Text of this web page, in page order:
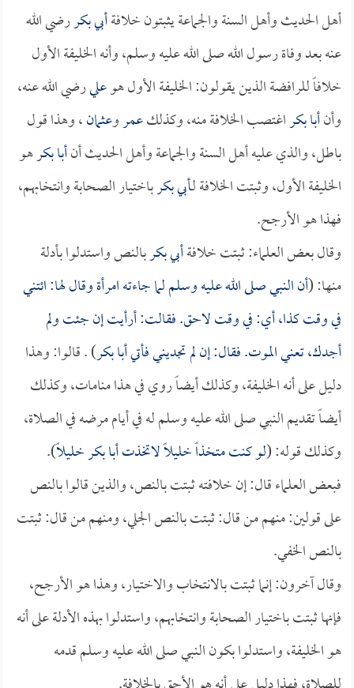
أهل الحديث وأهل السنة والجماعة يثبتون خلافةأبي بكررضي الله
عنه بعد وفاة رسول الله صلى الله عليه وسلم، وأنه الخليفة الأول
خلافاً للرافضة الذين يقولون: الخليفة الأول هوعليرضي الله عنه،
وأنأبا بكراغتصب الخلافة منه، وكذلكعمروعثمان، وهذا قول
باطل، والذي عليه أهل السنة والجماعة وأهل الحديث أنأبا بكرهو
الخليفة الأول، وثبتت الخلافة لـأبي بكرباختيار الصحابة وانتخابهم،
فهذا هو الأرجح.
وقال بعض العلماء: ثبتت خلافةأبي بكربالنص واستدلوا بأدلة
منها: (أن النبي صلى الله عليه وسلم لما جاءته امرأة وقال لها: ائتني
في وقت كذا، أي: في وقت لاحق. فقالت: أرأيت إن جئت ولم
أجدك، تعني الموت. فقال: إن لم تجديني فأتيأبا بكر) . قالوا: وهذا
دليل على أنه الخليفة، وكذلك أيضاً روي في هذا منامات، وكذلك
أيضاً تقديم النبي صلى الله عليه وسلم له في أيام مرضه في الصلاة،
وكذلك قوله: (لو كنت متخذاً خليلاً لاتخذتأبا بكرخليلاً).
فبعض العلماء قال: إن خلافته ثبتت بالنص، والذين قالوا بالنص
على قولين: منهم من قال: ثبتت بالنص الجلي، ومنهم من قال: ثبتت
بالنص الخفي.
وقال آخرون: إنما ثبتت بالانتخاب والاختيار، وهذا هو الأرجح،
فإنها ثبتت باختيار الصحابة وانتخابهم، واستدلوا بهذه الأدلة على أنه
هو الخليفة، واستدلوا بكون النبي صلى الله عليه وسلم قدمه